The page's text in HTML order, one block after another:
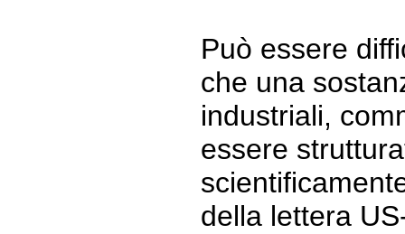
Può essere
che una
industriali,
essere
della lettera